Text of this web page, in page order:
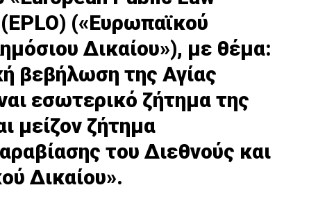
(«Ευρωπαϊκού
Δικαίου»), με θέμα:
βεβήλωση της Αγίας
εσωτερικό ζήτημα της
μείζον ζήτημα
του Διεθνούς και
Δικαίου».